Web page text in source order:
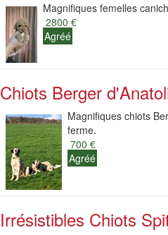
Magnifiques femelles
2800 €
Agréé
Chiots Berger
Magnifiques chiots
ferme.
700 €
Agréé
Irrésistibles Chiots